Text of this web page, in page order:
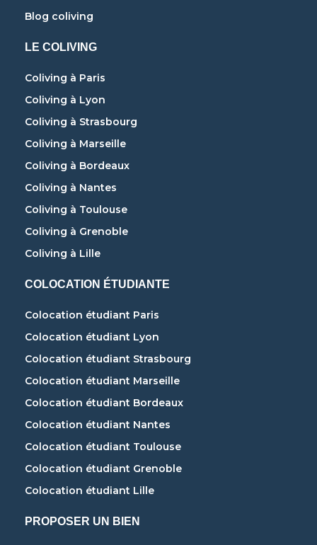
Blog coliving
LE COLIVING
Coliving à Paris
Coliving à Lyon
Coliving à Strasbourg
Coliving à Marseille
Coliving à Bordeaux
Coliving à Nantes
Coliving à Toulouse
Coliving à Grenoble
Coliving à Lille
COLOCATION ÉTUDIANTE
Colocation étudiant Paris
Colocation étudiant Lyon
Colocation étudiant Strasbourg
Colocation étudiant Marseille
Colocation étudiant Bordeaux
Colocation étudiant Nantes
Colocation étudiant Toulouse
Colocation étudiant Grenoble
Colocation étudiant Lille
PROPOSER UN BIEN